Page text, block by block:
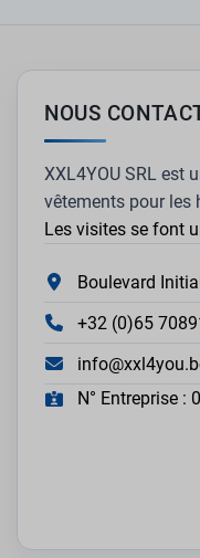
NOUS
XXL4YOU SRL est
vêtements pour les
Les visites se font
Boulevard
+32 (0)65
N° Entreprise :